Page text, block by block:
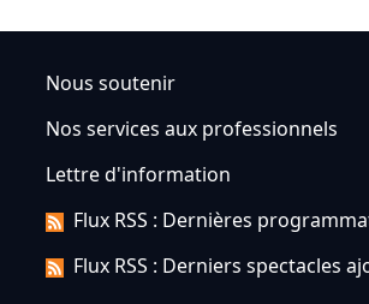
Nous soutenir
Nos services aux professionnels
Lettre d'information
Flux RSS : Dernières
Flux RSS : Derniers spectacles